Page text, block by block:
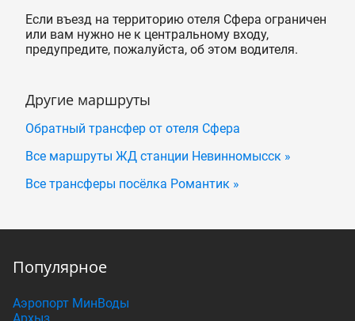
Если въезд на территорию отеля Сфера ограничен
или вам нужно не к центральному входу,
предупредите, пожалуйста, об этом водителя.
Другие маршруты
Обратный трансфер от отеля Сфера
Все маршруты ЖД станции Невинномысск »
Все трансферы посёлка Романтик »
Популярное
Аэропорт МинВоды